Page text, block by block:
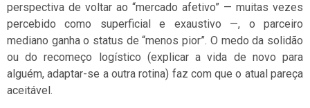
perspectiva de voltar ao “mercado afetivo” — muitas vezes
percebido como superficial e exaustivo —, o parceiro
mediano ganha o status de “menos pior”. O medo da solidão
ou do recomeço logístico (explicar a vida de novo para
alguém, adaptar-se a outra rotina) faz com que o atual pareça
aceitável.